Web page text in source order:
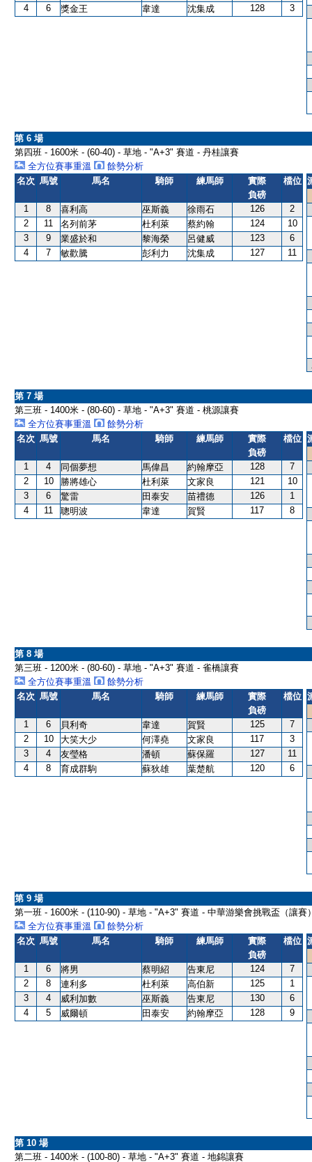
4
6 獎金王 韋達 沈集成 128 3
第 6 場
第四班 - 1600米 - (60-40) - 草地 - "A+3" 賽道 - 丹桂讓賽
全方位賽事重溫
餘勢分析
名次 馬號 馬名 騎師 練馬師
實際
負磅
檔位
1 8 喜利高 巫斯義 徐雨石 126
2
2
11 名列前茅 杜利萊 蔡約翰 124
10
3
9 業盛於和 黎海榮 呂健威 123
6
4
7 敏歡騰 彭利力 沈集成 127 11
第 7 場
第三班 - 1400米 - (80-60) - 草地 - "A+3" 賽道 - 桃源讓賽
全方位賽事重溫
餘勢分析
名次 馬號 馬名 騎師 練馬師
實際
負磅
檔位
1 4 同個夢想 馬偉昌 約翰摩亞 128
7
2
10 勝將雄心 杜利萊 文家良 121
10
3
6 驚雷 田泰安 苗禮德 126
1
4
11 聰明波 韋達 賀賢 117 8
第 8 場
第三班 - 1200米 - (80-60) - 草地 - "A+3" 賽道 - 雀橋讓賽
全方位賽事重溫
餘勢分析
名次 馬號 馬名 騎師 練馬師
實際
負磅
檔位
1 6 貝利奇 韋達 賀賢 125
7
2
10 大笑大少 何澤堯 文家良 117
3
3
4 友瑩格 潘頓 蘇保羅 127
11
4
8 育成群駒 蘇狄雄 葉楚航 120 6
第 9 場
第一班 - 1600米 - (110-90) - 草地 - "A+3" 賽道 - 中華游樂會挑戰盃（讓賽
全方位賽事重溫
餘勢分析
名次 馬號 馬名 騎師 練馬師
實際
負磅
檔位
1 6 將男 蔡明紹 告東尼 124
7
2
8 連利多 杜利萊 高伯新 125
1
3
4 威利加數 巫斯義 告東尼 130
6
4
5 威爾頓 田泰安 約翰摩亞 128 9
第 10 場
第二班 - 1400米 - (100-80) - 草地 - "A+3" 賽道 - 地錦讓賽